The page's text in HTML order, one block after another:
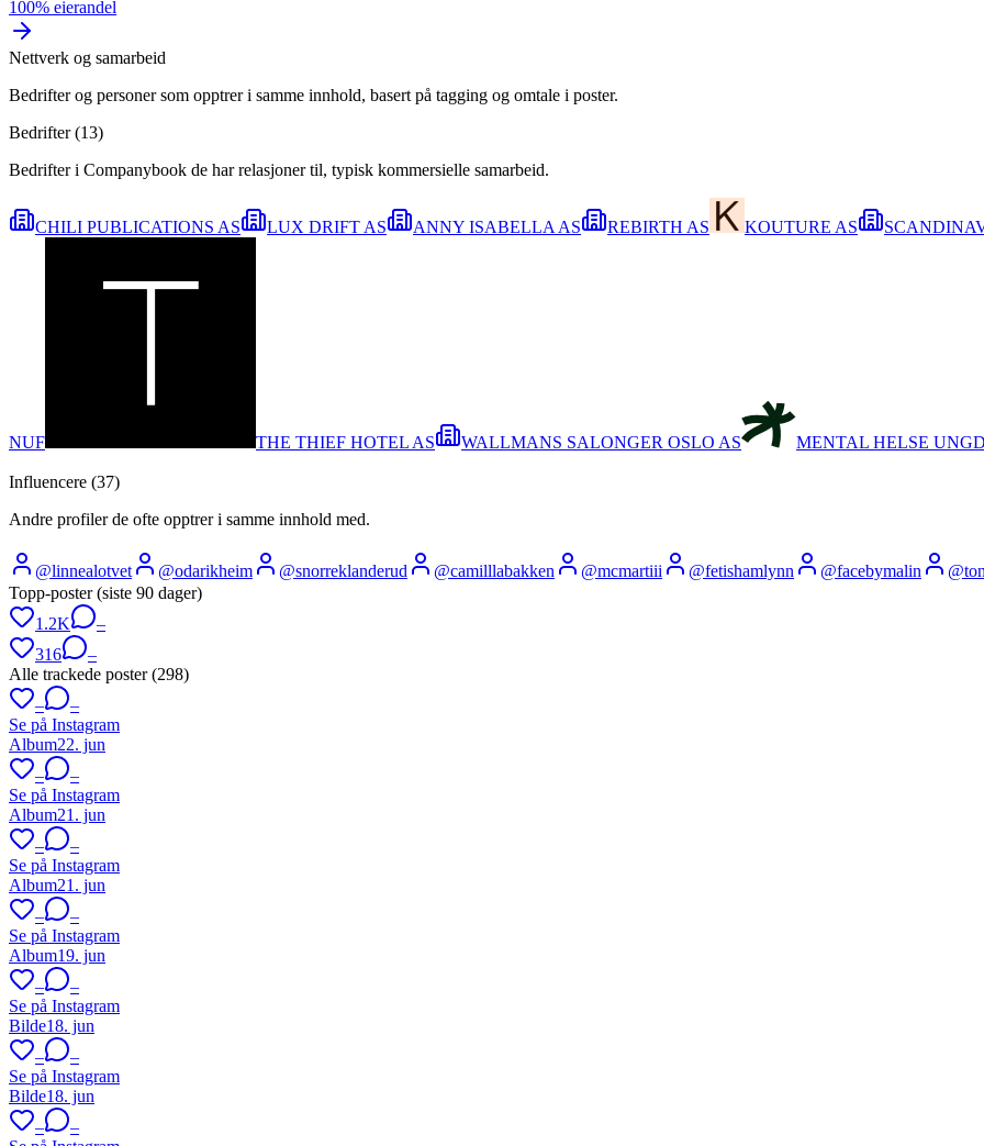
100% eierandel
Nettverk og samarbeid
Bedrifter og personer som opptrer i samme innhold, basert på tagging og omtale i poster.
Bedrifter (13)
Bedrifter i Companybook de har relasjoner til, typisk kommersielle samarbeid.
CHILI PUBLICATIONS AS LUX DRIFT AS ANNY ISABELLA AS REBIRTH AS KOUTURE AS
NUF THE THIEF HOTEL AS WALLMANS SALONGER OSLO AS MENTAL HELSE
Influencere (37)
Andre profiler de ofte opptrer i samme innhold med.
@linnealotvet @odarikheim @snorreklanderud @camilllabakken @mcmartiii @fetishamlynn @facebymalin @
Topp-poster (siste 90 dager)
1.2K
–
316
–
Alle trackede poster (298)
–
–
Se på Instagram
Album22. jun
–
–
Se på Instagram
Album21. jun
–
–
Se på Instagram
Album21. jun
–
–
Se på Instagram
Album19. jun
–
–
Se på Instagram
Bilde18. jun
–
–
Se på Instagram
Bilde18. jun
–
–